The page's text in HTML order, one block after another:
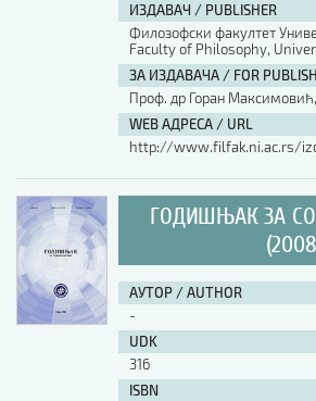
ИЗДАВАЧ / PUBLISHER
Филозофски факултет
Faculty of Philosophy,
ЗА ИЗДАВАЧА / FOR
Проф. др Горан
WEB АДРЕСА / URL
http://www.filfak.ni.ac.rs/
ГОДИШЊАК ЗА
АУТОР / AUTHOR
-
UDK
316
ISBN